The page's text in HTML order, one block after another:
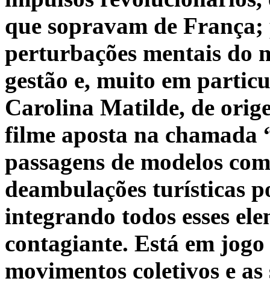
que sopravam de
perturbações mentais do
gestão e, muito em
Carolina Matilde, de
filme aposta na chamada
passagens de modelos
deambulações turísticas
integrando todos esses
contagiante. Está em
movimentos coletivos e